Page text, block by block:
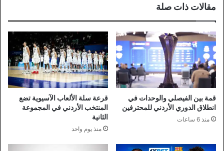
مقالات ذات صلة
قمة بين الفيصلي والوحدات في
انطلاق الدوري الأردني للمحترفين
منذ 6 ساعات
قرعة سلة الألعاب الآسيوية تضع
المنتخب الأردني في المجموعة
الثانية
منذ يوم واحد